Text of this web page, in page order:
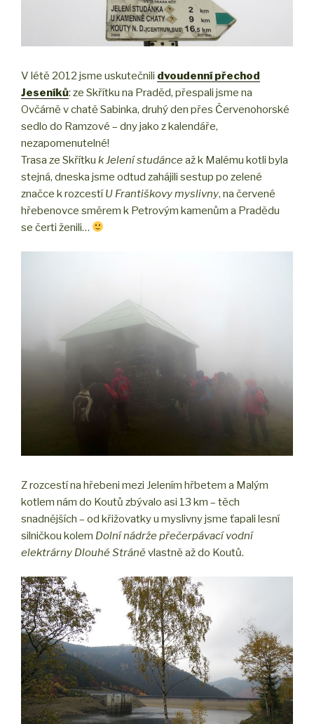
V létě 2012 jsme uskutečnili dvoudenní přechod
Jeseníků: ze Skřítku na Praděd, přespali jsme na
Ovčárně v chatě Sabinka, druhý den přes Červenohorské
sedlo do Ramzové – dny jako z kalendáře,
nezapomenutelné!
Trasa ze Skřítku k Jelení studánceaž k Malému kotli byla
stejná, dneska jsme odtud zahájili sestup po zelené
značce k rozcestíU Františkovy myslivny, na červené
hřebenovce směrem k Petrovým kamenům a Pradědu
se čerti ženili…
Z rozcestí na hřebeni mezi Jelením hřbetem a Malým
kotlem nám do Koutů zbývalo asi 13 km – těch
snadnějších – od křižovatky u myslivny jsme ťapali lesní
silničkou kolem Dolní nádrže přečerpávací vodní
elektrárny Dlouhé Stráněvlastně až do Koutů.